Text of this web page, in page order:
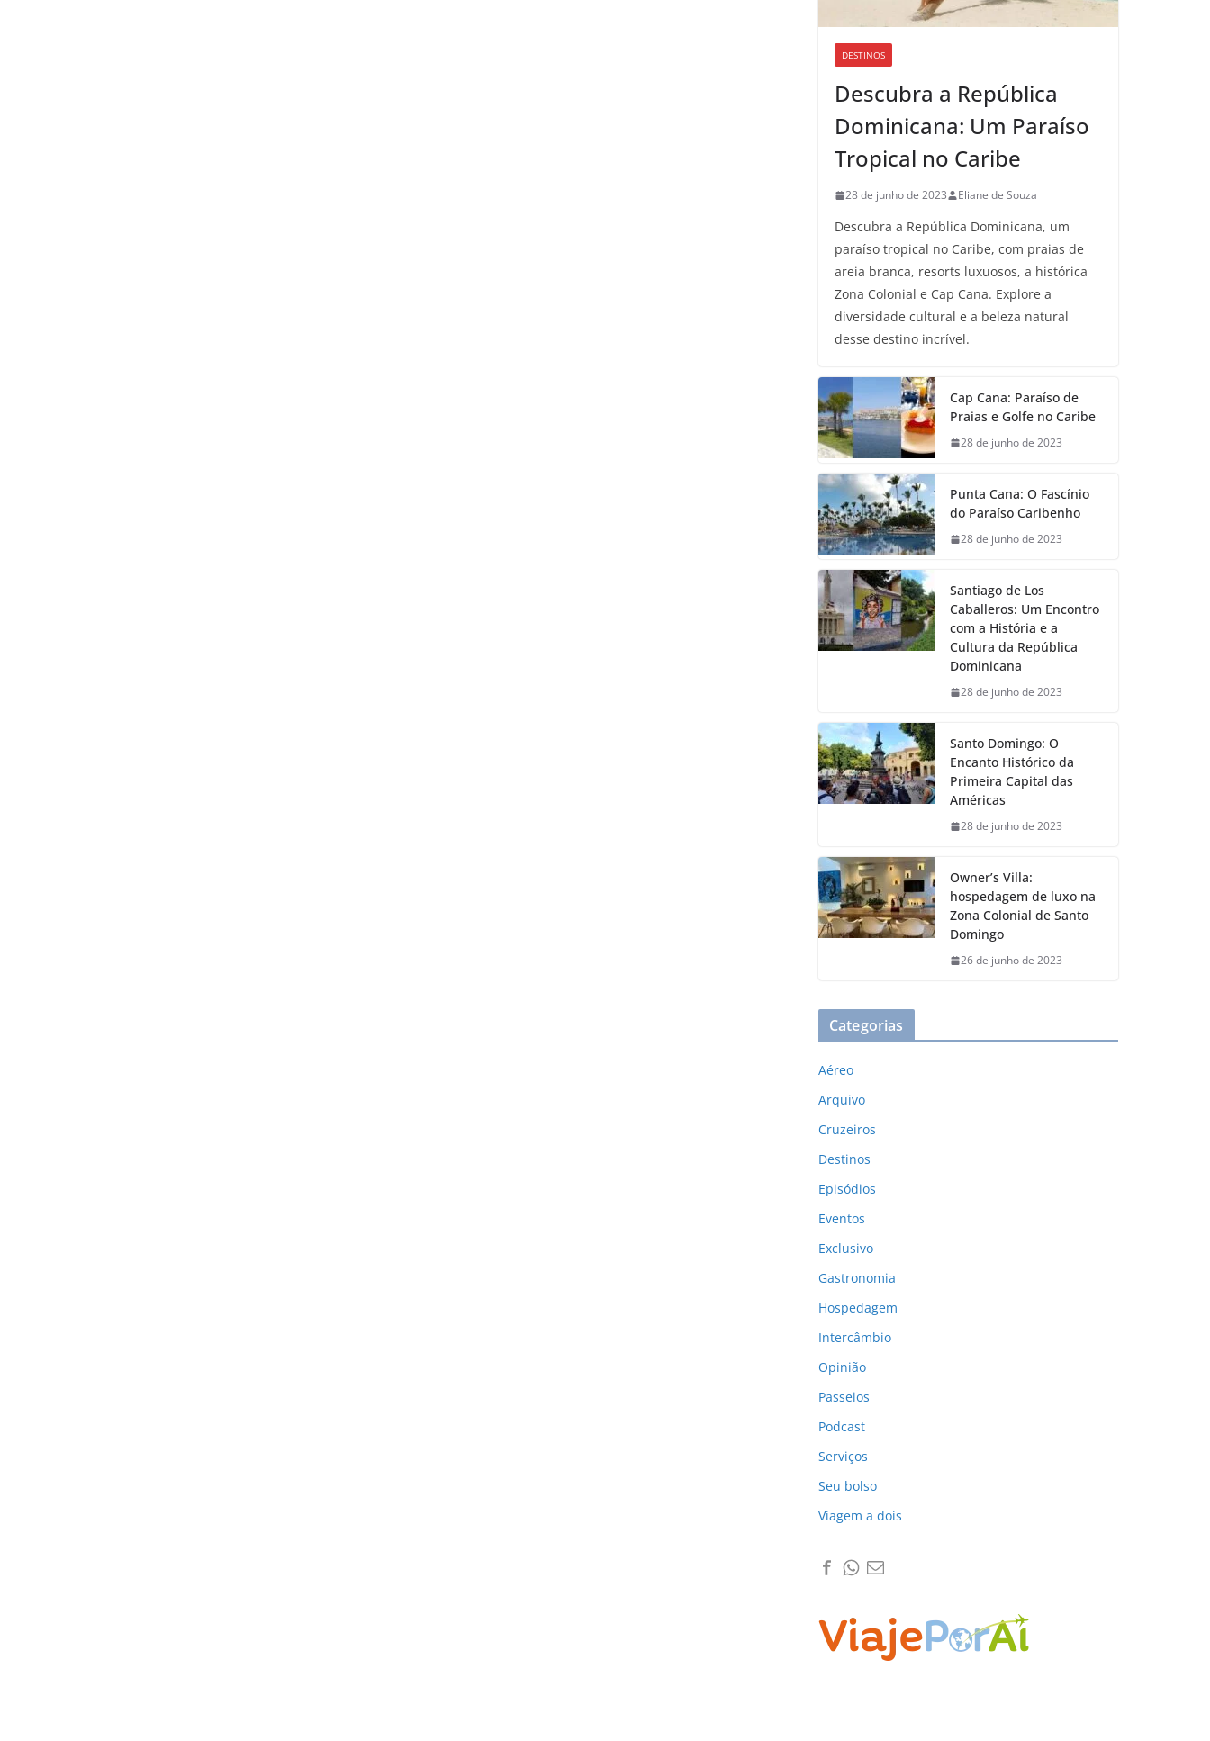
DESTINOS
Descubra a República
Dominicana: Um Paraíso
Tropical no Caribe
28 de junho de 2023 Eliane de Souza
Descubra a República Dominicana, um
paraíso tropical no Caribe, com praias de
areia branca, resorts luxuosos, a histórica
Zona Colonial e Cap Cana. Explore a
diversidade cultural e a beleza natural
desse destino incrível.
Cap Cana: Paraíso de
Praias e Golfe no Caribe
28 de junho de 2023
Punta Cana: O Fascínio
do Paraíso Caribenho
28 de junho de 2023
Santiago de Los
Caballeros: Um Encontro
com a História e a
Cultura da República
Dominicana
28 de junho de 2023
Santo Domingo: O
Encanto Histórico da
Primeira Capital das
Américas
28 de junho de 2023
Owner’s Villa:
hospedagem de luxo na
Zona Colonial de Santo
Domingo
26 de junho de 2023
Categorias
Aéreo
Arquivo
Cruzeiros
Destinos
Episódios
Eventos
Exclusivo
Gastronomia
Hospedagem
Intercâmbio
Opinião
Passeios
Podcast
Serviços
Seu bolso
Viagem a dois